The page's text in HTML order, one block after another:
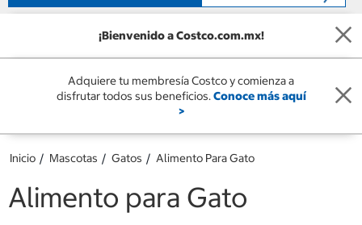
navegación
¡Bienvenido a Costco.com.mx!
Adquiere tu membresía Costco y comienza a
disfrutar todos sus beneficios.Conoce más aquí
>
Inicio Mascotas Gatos Alimento Para Gato
Alimento para Gato